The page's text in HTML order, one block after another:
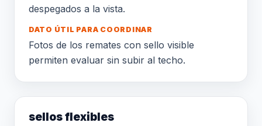
despegados a la vista.
DATO ÚTIL PARA COORDINAR
Fotos de los remates con sello visible
permiten evaluar sin subir al techo.
sellos flexibles